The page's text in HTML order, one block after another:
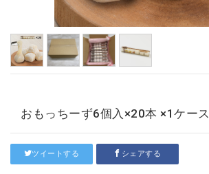
おもっちーず6個入×20本 ×1ケース
ツイートする シェアする